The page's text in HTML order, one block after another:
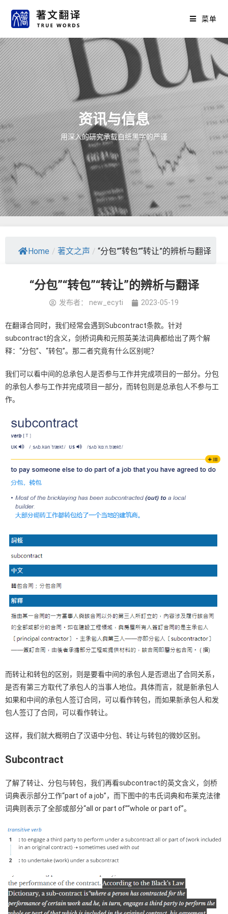
菜单
资讯与信息
用深入的研究承载白纸黑字的严谨
Home / 著文之声 / “分包”“转包”“转让”的辨析与翻译
“分包”“转包”“转让”的辨析与翻译
发布者： new_ecyti 2023-05-19
在翻译合同时，我们经常会遇到Subcontract条款。针对
subcontract的含义，剑桥词典和元照英美法词典都给出了两个解
释：“分包”、“转包”。那二者究竟有什么区别呢？
我们可以看中间的总承包人是否参与工作并完成项目的一部分。分包
的承包人参与工作并完成项目一部分，而转包则是总承包人不参与工
作。
而转让和转包的区别，则是要看中间的承包人是否退出了合同关系，
是否有第三方取代了承包人的当事人地位。具体而言，就是新承包人
如果和中间的承包人签订合同，可以看作转包，而如果新承包人和发
包人签订了合同，可以看作转让。
这样，我们就大概明白了汉语中分包、转让与转包的微妙区别。
Subcontract
了解了转让、分包与转包，我们再看subcontract的英文含义，剑桥
词典表示部分工作“part of a job”，而下图中的韦氏词典和布莱克法律
词典则表示了全部或部分“all or part of”“whole or part of”。